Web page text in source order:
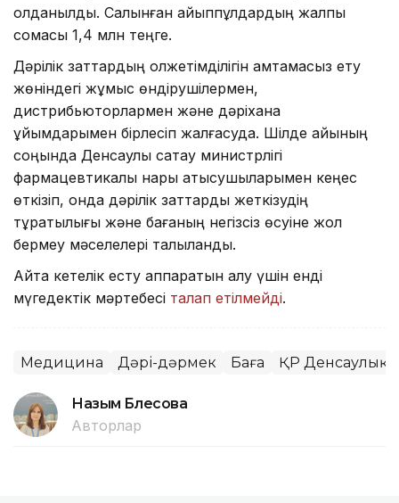
қолданылды. Салынған айыппұлдардың жалпы
сомасы 1,4 млн теңге.
Дәрілік заттардың қолжетімділігін қамтамасыз ету
жөніндегі жұмыс өндірушілермен,
дистрибьюторлармен және дәріхана
ұйымдарымен бірлесіп жалғасуда. Шілде айының
соңында Денсаулық сақтау министрлігі
фармацевтикалық нарық қатысушыларымен кеңес
өткізіп, онда дәрілік заттарды жеткізудің
тұрақтылығы және бағаның негізсіз өсуіне жол
бермеу мәселелері талқыланды.
Айта кетелік есту аппаратын алу үшін енді
мүгедектік мәртебесі талап етілмейді.
Медицина Дәрі-дәрмек Баға ҚР Денсаулық
Назым Бөлесова
Авторлар